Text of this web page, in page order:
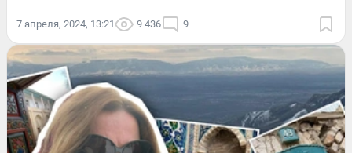
7 апреля, 2024, 13:21 9 436 9